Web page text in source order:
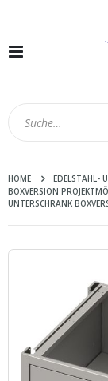
Navigation
HOME EDELSTAHL-
BOXVERSION
UNTERSCHRANK
Zum